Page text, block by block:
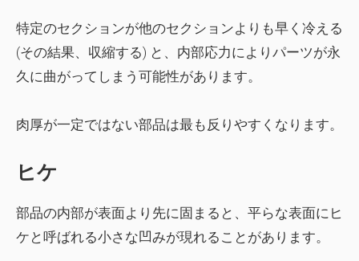
特定のセクションが他のセクションよりも早く冷える
(その結果、収縮する) と、内部応力によりパーツが永
久に曲がってしまう可能性があります。
肉厚が一定ではない部品は最も反りやすくなります。
ヒケ
部品の内部が表面より先に固まると、平らな表面にヒ
ケと呼ばれる小さな凹みが現れることがあります。